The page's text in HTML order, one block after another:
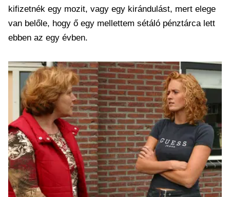
kifizetnék egy mozit, vagy egy kirándulást, mert elege
van belőle, hogy ő egy mellettem sétáló pénztárca lett
ebben az egy évben.